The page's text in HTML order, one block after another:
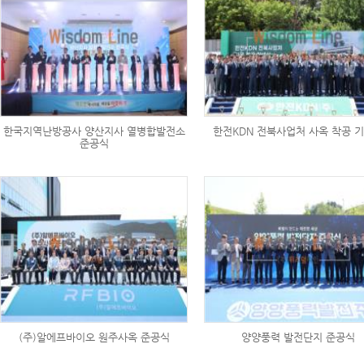
한국지역난방공사 양산지사 열병합발전소
준공식
한전KDN 전북사업처 사옥 착공
(주)알에프바이오 원주사옥 준공식 양양풍력 발전단지 준공식